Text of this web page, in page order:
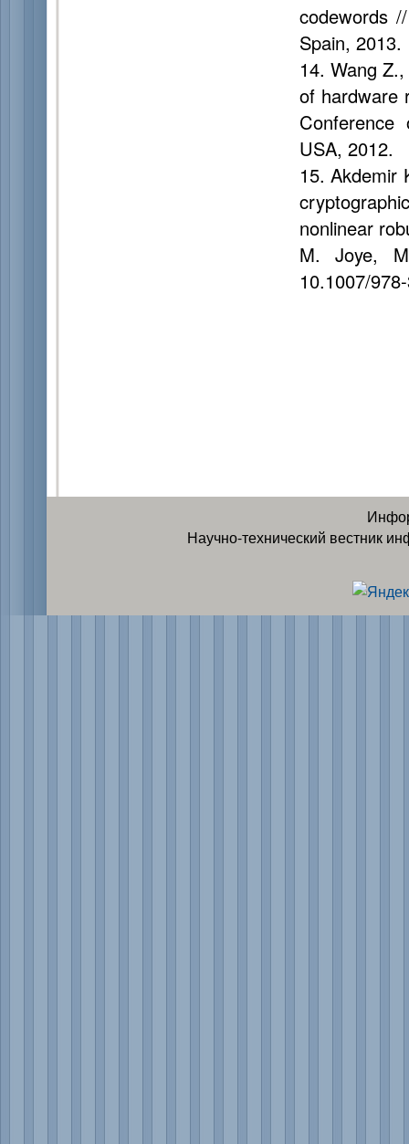
codewords
Spain, 2013.
14. Wang
of hardware
USA, 2012.
15. Akdemir
nonlinear
M. Joye,
10.1007/
Научно-технический вестник